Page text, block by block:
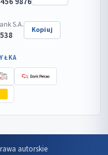
S.A.
Kopiuj
autorskie